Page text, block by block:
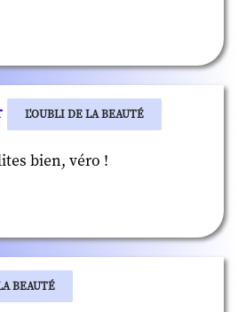
L'OUBLI DE LA BEAUTÉ
bien, véro !
BEAUTÉ